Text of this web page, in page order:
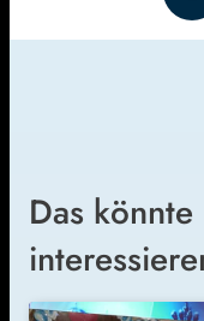
Das